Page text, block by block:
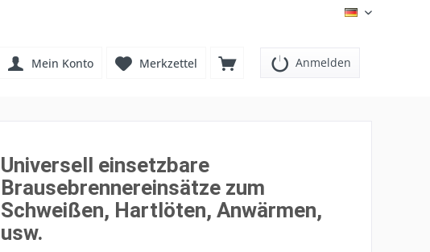
DE
Anmelden
Merkzettel
Mein Konto
Universell einsetzbare
Brausebrennereinsätze zum
Schweißen, Hartlöten, Anwärmen,
usw.